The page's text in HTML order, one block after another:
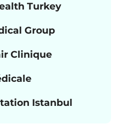
Turkey
Group
Clinique
Istanbul